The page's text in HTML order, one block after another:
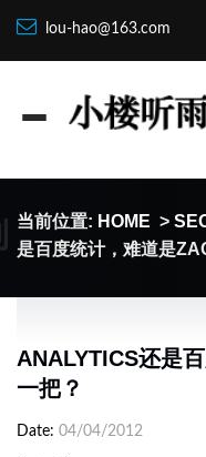
lou-hao@163.com
当前位置: HOME >
是百度统计，难道是
ANALYTICS还是
一把？
Date 04/04/2012